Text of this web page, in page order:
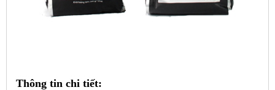
Thông tin chi tiết: